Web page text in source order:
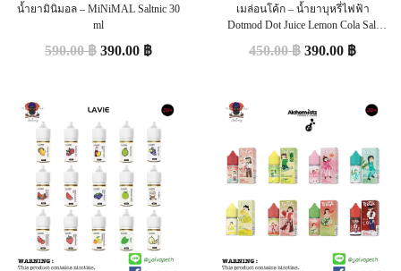
น้ำยามินิมอล – MiNiMAL Saltnic 30
ml
590.00฿ 390.00 ฿
เมล่อนโค้ก – น้ำยาบุหรี่ไฟฟ้า
Dotmod Dot Juice Lemon Cola Salt
Nic 30 ml (USA) ของแท้
450.00฿ 390.00 ฿